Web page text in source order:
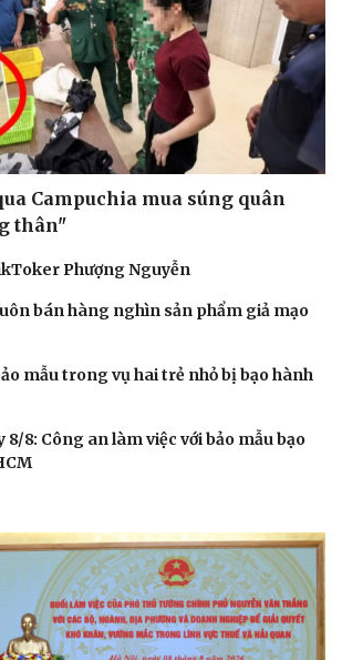
Đọc truyện đêm khuya
Kể chuyện cho bé
Campuchia mua súng quân
thân"
Phượng Nguyễn
bán hàng nghìn sản phẩm giả mạo
mẫu trong vụ hai trẻ nhỏ bị bạo hành
8/8: Công an làm việc với bảo mẫu bạo